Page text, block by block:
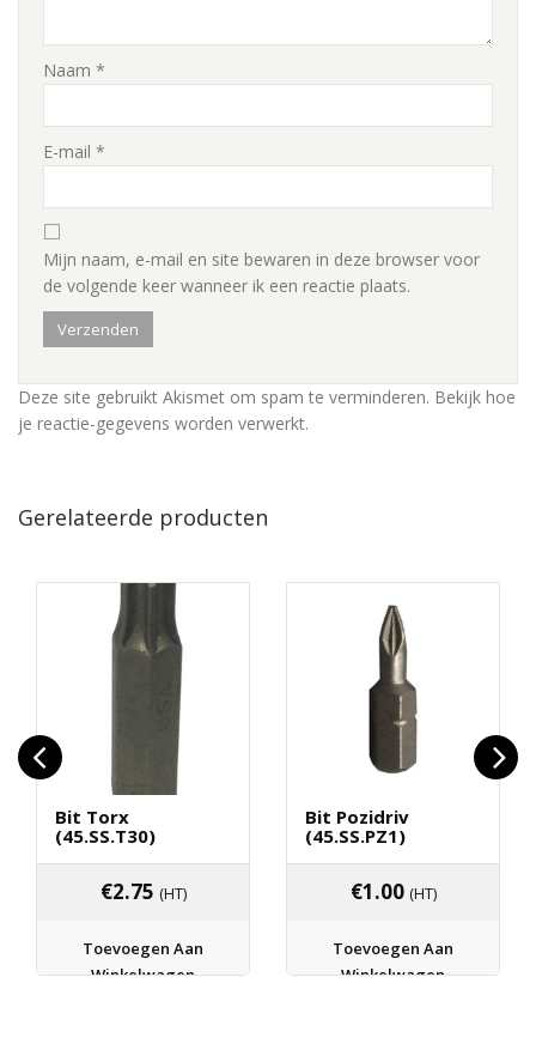
Naam *
E-mail *
Mijn naam, e-mail en site bewaren in deze browser voor
de volgende keer wanneer ik een reactie plaats.
Deze site gebruikt Akismet om spam te verminderen. Bekijk hoe
je reactie-gegevens worden verwerkt.
Gerelateerde producten
Bit Torx
(45.SS.T30)
€2.75 (HT)
Toevoegen Aan
Winkelwagen
Bit Pozidriv
(45.SS.PZ1)
€1.00 (HT)
Toevoegen Aan
Winkelwagen